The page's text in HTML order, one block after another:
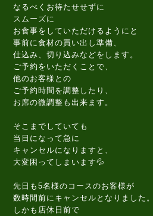
なるべくお待たせせずに
スムーズに
お食事をしていただけるようにと
事前に食材の買い出し準備、
仕込み、切り込みなどをします。
ご予約をいただくことで、
他のお客様との
ご予約時間を調整したり、
お席の微調整も出来ます。
そこまでしていても
当日になって急に
キャンセルになりますと、
大変困ってしまいます💦
先日も5名様のコースのお客様が
数時間前にキャンセルとなりました。
しかも店休日前で